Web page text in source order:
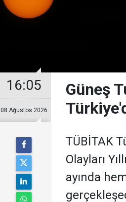
16:05
08 Ağustos 2026
Güneş
TÜBİTAK
Olayları
ayında